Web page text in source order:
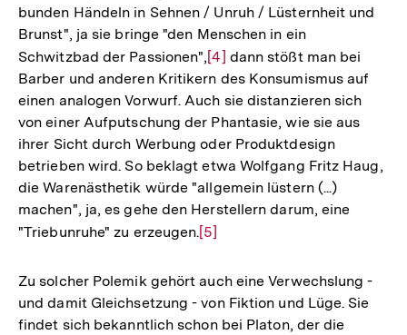
bunden Händeln in Sehnen / Unruh / Lüsternheit und
Brunst", ja sie bringe "den Menschen in ein
Schwitzbad der Passionen",Zur
Auflösung
der
Fußnote
[4] dann stößt man bei
Barber und anderen Kritikern des Konsumismus auf
einen analogen Vorwurf. Auch sie distanzieren sich
von einer Aufputschung der Phantasie, wie sie aus
ihrer Sicht durch Werbung oder Produktdesign
betrieben wird. So beklagt etwa Wolfgang Fritz Haug,
die Warenästhetik würde "allgemein lüstern (...)
machen", ja, es gehe den Herstellern darum, eine
"Triebunruhe" zu erzeugen.Zur
der
Fußnote
[5]
Zu solcher Polemik gehört auch eine Verwechslung -
und damit Gleichsetzung - von Fiktion und Lüge. Sie
findet sich bekanntlich schon bei Platon, der die